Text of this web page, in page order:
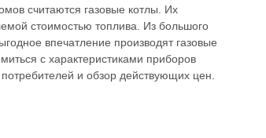
считаются газовые котлы. Их
стоимостью топлива. Из большого
впечатление производят газовые
с характеристиками приборов
и обзор действующих цен.